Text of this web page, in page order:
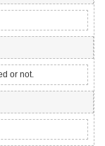
or not.